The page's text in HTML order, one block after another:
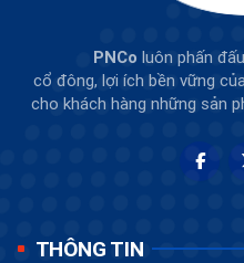
PNCo luôn phấn
cổ đông, lợi ích bền vững
cho khách hàng những sản
THÔNG TIN